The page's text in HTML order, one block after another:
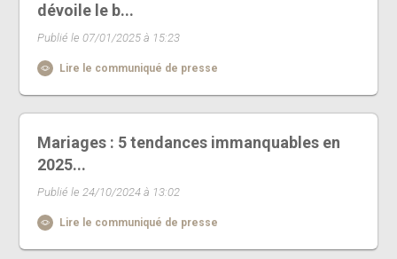
dévoile le b...
Publié le 07/01/2025 à 15:23
Lire le communiqué de presse
Mariages : 5 tendances immanquables en
2025...
Publié le 24/10/2024 à 13:02
Lire le communiqué de presse